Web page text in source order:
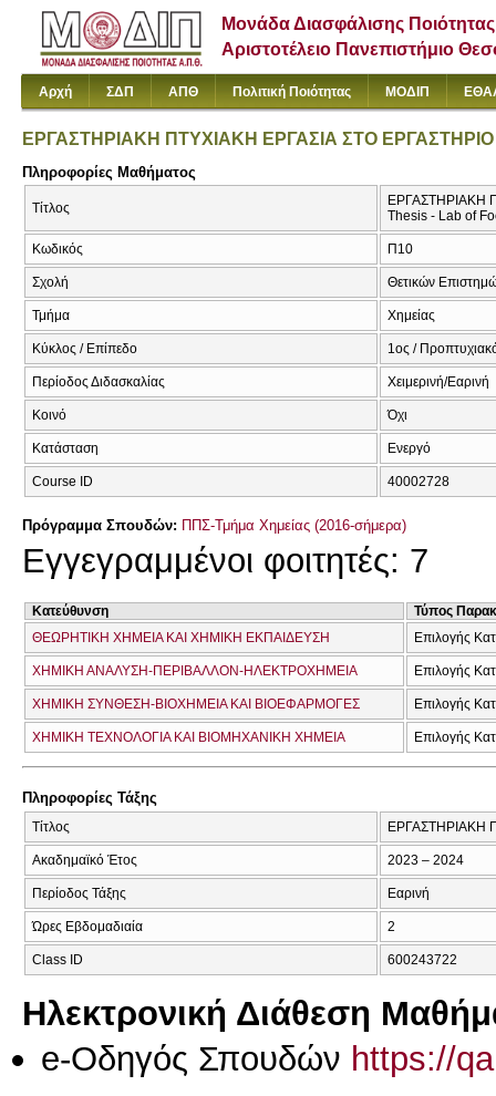
Μονάδα Διασφάλισης Ποιότητας
Αριστοτέλειο Πανεπιστήμιο
Αρχή ΣΔΠ ΑΠΘ Πολιτική Ποιότητας ΜΟΔΙΠ
ΕΡΓΑΣΤΗΡΙΑΚΗ ΠΤΥΧΙΑΚΗ ΕΡΓΑΣΙΑ ΣΤΟ
Πληροφορίες Μαθήματος
Τίτλος
ΕΡΓΑΣΤΗΡΙΑΚΗ
Thesis - Lab of
Κωδικός Π10
Σχολή Θετικών
Τμήμα Χημείας
Κύκλος / Επίπεδο 1ος /
Περίοδος Διδασκαλίας Χειμερινή/Εαρινή
Κοινό Όχι
Κατάσταση Ενεργό
Course ID 40002728
Πρόγραμμα Σπουδών: ΠΠΣ-Τμήμα Χημείας (2016-σήμερα)
Εγγεγραμμένοι φοιτητές: 7
Κατεύθυνση
Τύπος
ΘΕΩΡΗΤΙΚΗ ΧΗΜΕΙΑ ΚΑΙ ΧΗΜΙΚΗ ΕΚΠΑΙΔΕΥΣΗ
Επιλογής
ΧΗΜΙΚΗ ΑΝΑΛΥΣΗ-ΠΕΡΙΒΑΛΛΟΝ-ΗΛΕΚΤΡΟΧΗΜΕΙΑ Επιλογής
ΧΗΜΙΚΗ ΣΥΝΘΕΣΗ-ΒΙΟΧΗΜΕΙΑ ΚΑΙ ΒΙΟΕΦΑΡΜΟΓΕΣ Επιλογής
ΧΗΜΙΚΗ ΤΕΧΝΟΛΟΓΙΑ ΚΑΙ ΒΙΟΜΗΧΑΝΙΚΗ ΧΗΜΕΙΑ Επιλογής
Πληροφορίες Τάξης
Τίτλος ΕΡΓΑΣΤΗΡΙΑΚΗ
Ακαδημαϊκό Έτος 2023 – 2024
Περίοδος Τάξης Εαρινή
Ώρες Εβδομαδιαία 2
Class ID 600243722
Ηλεκτρονική Διάθεση
e-Οδηγός Σπουδών https://